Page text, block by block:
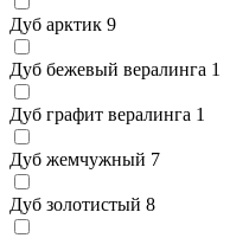
Дуб арктик 9
Дуб бежевый вералинга 1
Дуб графит вералинга 1
Дуб жемчужный 7
Дуб золотистый 8